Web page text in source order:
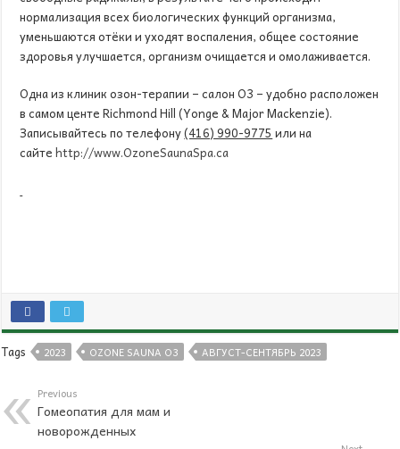
нормализация всех биологических функций организма,
уменьшаются отёки и уходят воспаления, общее состояние
здоровья улучшается, организм очищается и омолаживается.
Одна из клиник озон-терапии – салон О3 – удобно расположен
в самом центе Richmond Hill (Yonge & Major Mackenzie).
Записывайтесь по телефону(416) 990-9775 или на
сайтеhttp://www.OzoneSaunaSpa.ca
Tags 2023 OZONE SAUNA O3 АВГУСТ-СЕНТЯБРЬ 2023
Previous
Гомеопатия для мам и
новорожденных